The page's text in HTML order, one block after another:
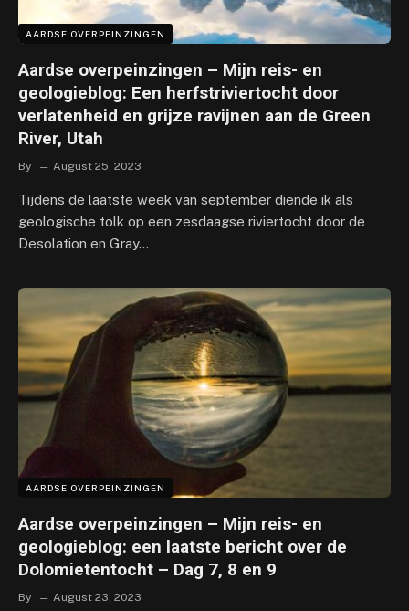
AARDSE OVERPEINZINGEN
Aardse overpeinzingen – Mijn reis- en
geologieblog: Een herfstriviertocht door
verlatenheid en grijze ravijnen aan de Green
River, Utah
By August 25, 2023
Tijdens de laatste week van september diende ik als
geologische tolk op een zesdaagse riviertocht door de
Desolation en Gray…
AARDSE OVERPEINZINGEN
Aardse overpeinzingen – Mijn reis- en
geologieblog: een laatste bericht over de
Dolomietentocht – Dag 7, 8 en 9
By August 23, 2023